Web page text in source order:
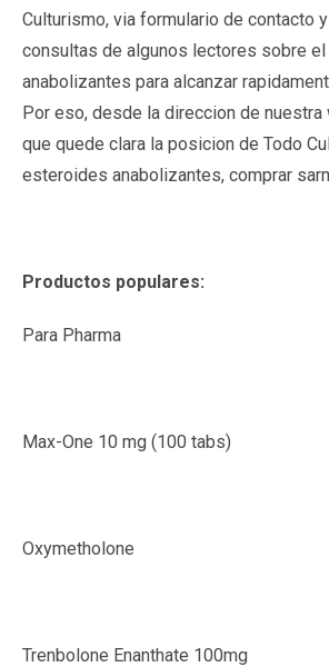
Culturismo, via formulario de contacto
consultas de algunos lectores sobre
anabolizantes para alcanzar
Por eso, desde la direccion de nuestra
que quede clara la posicion de Todo
esteroides anabolizantes, comprar
Productos populares:
Para Pharma
Max-One 10 mg (100 tabs)
Oxymetholone
Trenbolone Enanthate 100mg